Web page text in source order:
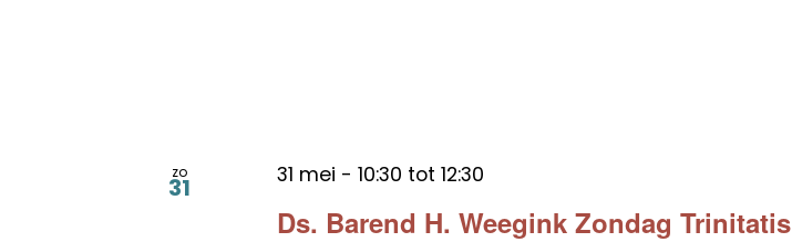
zo
31
Ds. Barend H. Weegink Zondag Trinitatis
31 mei - 10:30 tot 12:30